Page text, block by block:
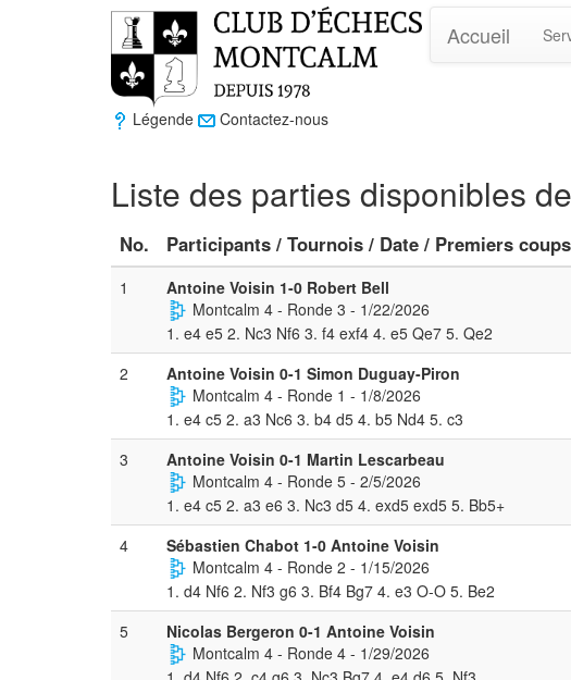
Accueil
Légende Contactez-nous
Liste des parties disponibles
No. Participants / Tournois / Date / Premiers coups
1
Antoine Voisin 1-0 Robert Bell
Montcalm 4 - Ronde 3 - 1/22/2026
1. e4 e5 2. Nc3 Nf6 3. f4 exf4 4. e5 Qe7 5. Qe2
2
Antoine Voisin 0-1 Simon Duguay-Piron
Montcalm 4 - Ronde 1 - 1/8/2026
1. e4 c5 2. a3 Nc6 3. b4 d5 4. b5 Nd4 5. c3
3
Antoine Voisin 0-1 Martin Lescarbeau
Montcalm 4 - Ronde 5 - 2/5/2026
1. e4 c5 2. a3 e6 3. Nc3 d5 4. exd5 exd5 5. Bb5+
4
Sébastien Chabot 1-0 Antoine Voisin
Montcalm 4 - Ronde 2 - 1/15/2026
1. d4 Nf6 2. Nf3 g6 3. Bf4 Bg7 4. e3 O-O 5. Be2
5
Nicolas Bergeron 0-1 Antoine Voisin
Montcalm 4 - Ronde 4 - 1/29/2026